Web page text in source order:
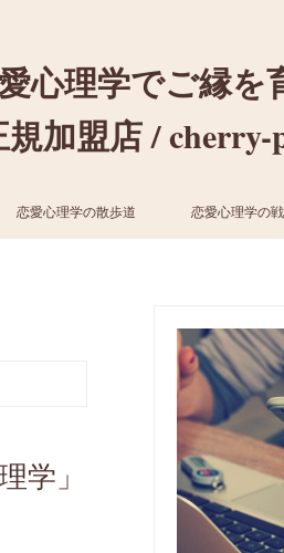
心理学でご縁を
加盟店 / cherry-
恋愛心理学の散歩道 恋愛心理学の
学」